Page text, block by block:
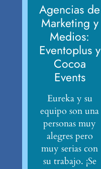
Agencias de
Marketing y
Medios:
Eventoplus y
Cocoa
Events
Eureka y su
equipo son una
personas muy
alegres pero
muy serias con
su trabajo. ¡Se